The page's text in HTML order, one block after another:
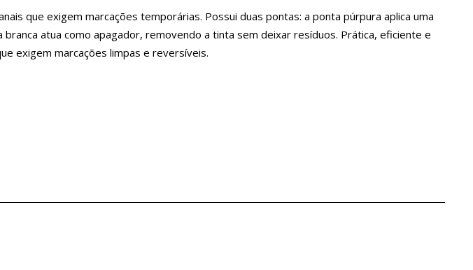
que exigem marcações temporárias. Possui duas pontas: a ponta púrpura aplica uma
atua como apagador, removendo a tinta sem deixar resíduos. Prática, eficiente e
exigem marcações limpas e reversíveis.